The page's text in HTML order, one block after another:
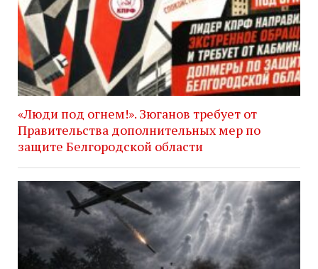
«Люди под огнем!». Зюганов требует от
Правительства дополнительных мер по
защите Белгородской области